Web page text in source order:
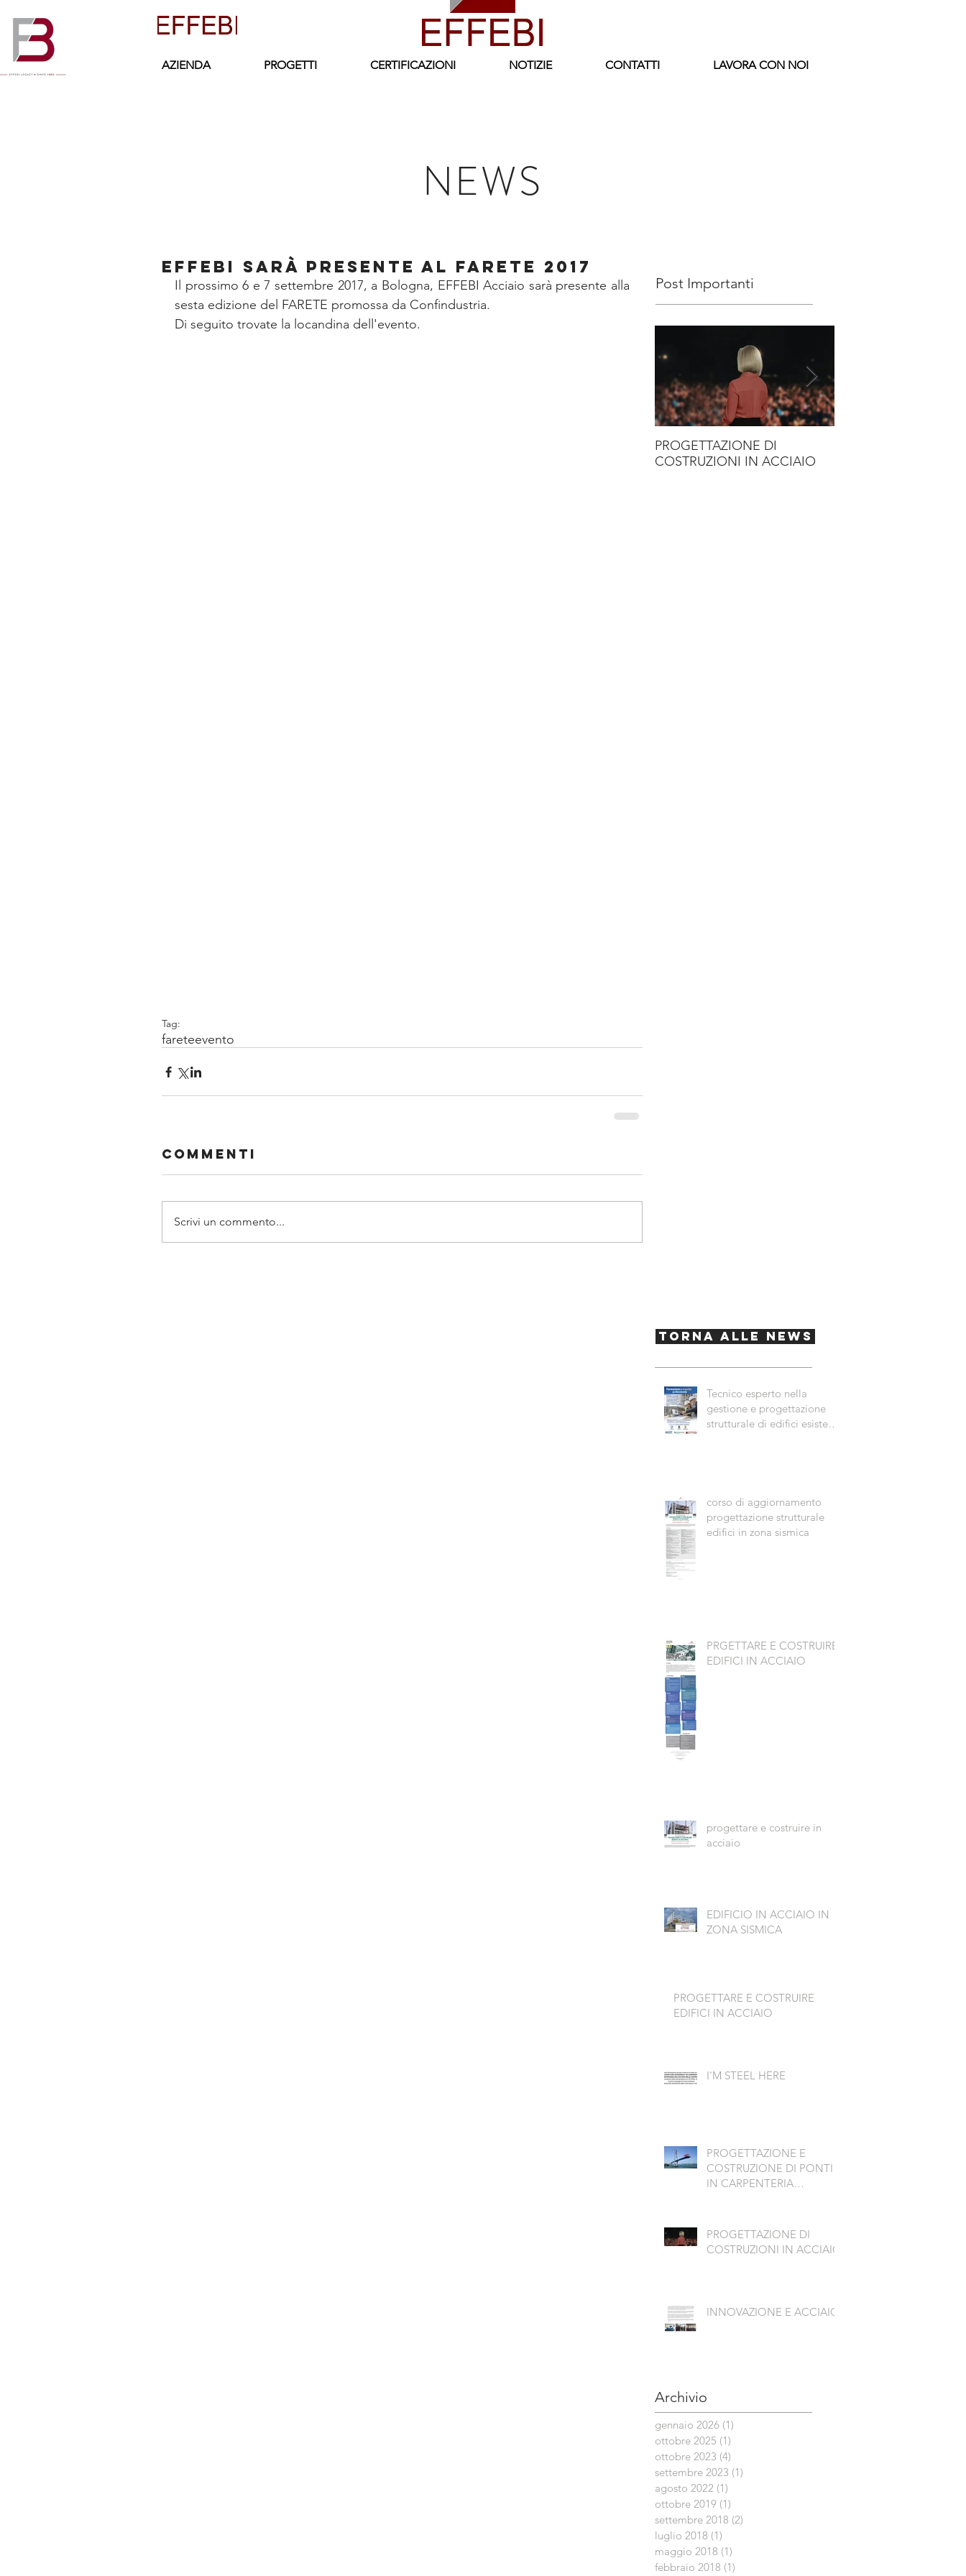
AZIENDA PROGETTI CERTIFICAZIONI NOTIZIE CONTATTI LAVORA CON NOI
NEWS
EFFEBI sarà presente al FARETE 2017
Il prossimo 6 e 7 settembre 2017, a Bologna, EFFEBI Acciaio sarà presente alla
sesta edizione del FARETE promossa da Confindustria.
Di seguito trovate la locandina dell'evento.
Tag:
fareteevento
Commenti
Scrivi un commento...
Post Importanti
PROGETTAZIONE DI
COSTRUZIONI IN ACCIAIO
Torna alle News
Tecnico esperto nella
gestione e progettazione
strutturale di edifici esistenti
corso di aggiornamento
progettazione strutturale
edifici in zona sismica
PRGETTARE E COSTRUIRE
EDIFICI IN ACCIAIO
progettare e costruire in
acciaio
EDIFICIO IN ACCIAIO IN
ZONA SISMICA
PROGETTARE E COSTRUIRE
EDIFICI IN ACCIAIO
I'M STEEL HERE
PROGETTAZIONE E
COSTRUZIONE DI PONTI
IN CARPENTERIA
PROGETTAZIONE DI
COSTRUZIONI IN ACCIAIO
INNOVAZIONE E ACCIAIO
Archivio
gennaio 2026 (1)
ottobre 2025 (1)
ottobre 2023 (4)
settembre 2023 (1)
agosto 2022 (1)
ottobre 2019 (1)
settembre 2018 (2)
luglio 2018 (1)
maggio 2018 (1)
febbraio 2018 (1)